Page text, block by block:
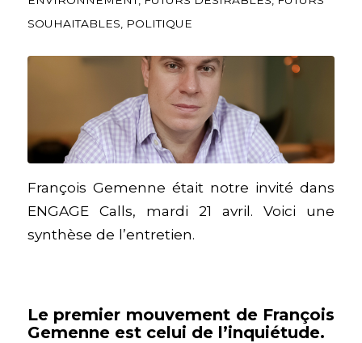
SOUHAITABLES
POLITIQUE
François Gemenne était notre invité dans
ENGAGE Calls, mardi 21 avril. Voici une
synthèse de l’entretien.
Le premier mouvement de François
Gemenne est celui de l’inquiétude.